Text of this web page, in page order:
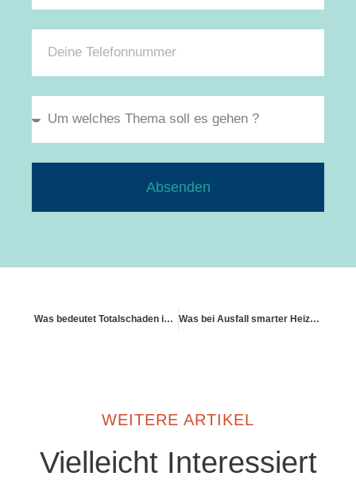
Absenden
Was bedeutet Totalschaden in der Wohngebäudeversicherung Was bei Ausfall smarter Heizungssysteme zu tun ist
WEITERE ARTIKEL
Vielleicht Interessiert